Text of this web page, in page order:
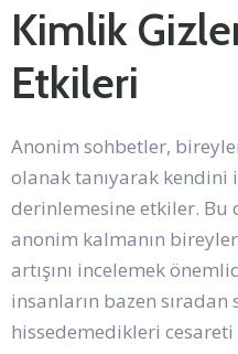
Kimlik
Etkileri
Anonim sohbetler,
olanak tanıyarak
derinlemesine etkiler.
anonim kalmanın
artışını incelemek
insanların bazen
hissedemedikleri cesareti